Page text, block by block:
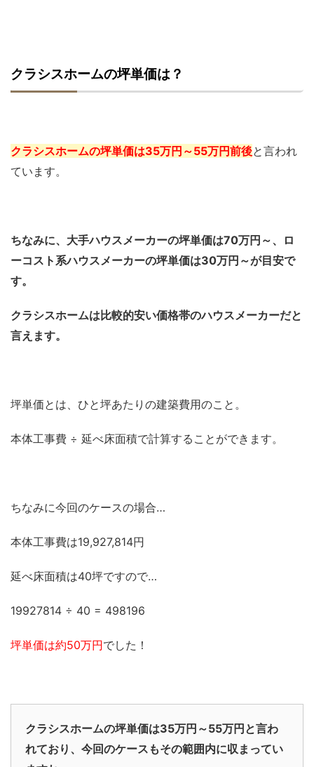
クラシスホームの坪単価は？
クラシスホームの坪単価は35万円～55万円前後と言われ
ています。
ちなみに、大手ハウスメーカーの坪単価は70万円～、ロ
ーコスト系ハウスメーカーの坪単価は30万円～が目安で
す。
クラシスホームは比較的安い価格帯のハウスメーカーだと
言えます。
坪単価とは、ひと坪あたりの建築費用のこと。
本体工事費 ÷ 延べ床面積で計算することができます。
ちなみに今回のケースの場合…
本体工事費は19,927,814円
延べ床面積は40坪ですので…
19927814 ÷ 40 = 498196
坪単価は約50万円でした！
クラシスホームの坪単価は35万円～55万円と言わ
れており、今回のケースもその範囲内に収まってい